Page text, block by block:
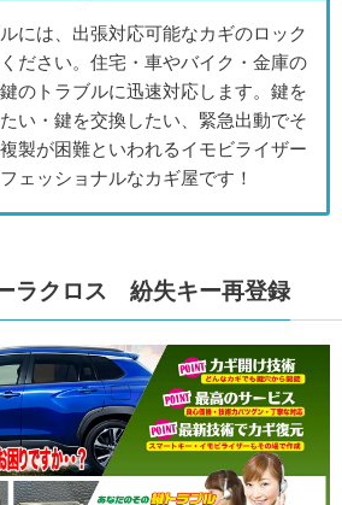
には、出張対応可能なカギのロック
ださい。住宅・車やバイク・金庫の
のトラブルに迅速対応します。鍵を
い・鍵を交換したい、緊急出動でそ
製が困難といわれるイモビライザー
ェッショナルなカギ屋です！
ラクロス 紛失キー再登録